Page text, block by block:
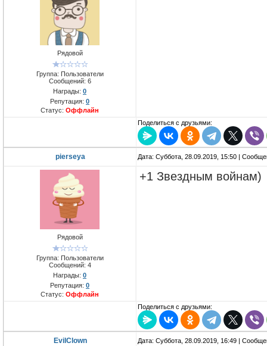
Рядовой
Группа: Пользователи
Сообщений: 6
Награды: 0
Репутация: 0
Статус: Оффлайн
Поделиться с друзьями:
pierseya Дата: Суббота, 28.09.2019, 15:50 |
Рядовой
Группа: Пользователи
Сообщений: 4
Награды: 0
Репутация: 0
Статус: Оффлайн
+1 Звездным войнам)
Поделиться с друзьями:
EvilClown Дата: Суббота, 28.09.2019, 16:49 |